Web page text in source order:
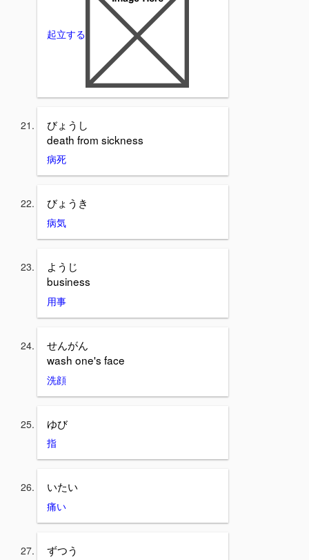
起立する
びょうし
death from sickness
病死
びょうき
病気
ようじ
business
用事
せんがん
wash one's face
洗顔
ゆび
指
いたい
痛い
ずつう